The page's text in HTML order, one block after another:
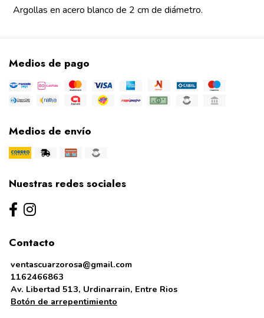
Argollas en acero blanco de 2 cm de diámetro.
Medios de pago
Medios de envío
Nuestras redes sociales
Contacto
ventascuarzorosa@gmail.com
1162466863
Av. Libertad 513, Urdinarrain, Entre Rios
Botón de arrepentimiento